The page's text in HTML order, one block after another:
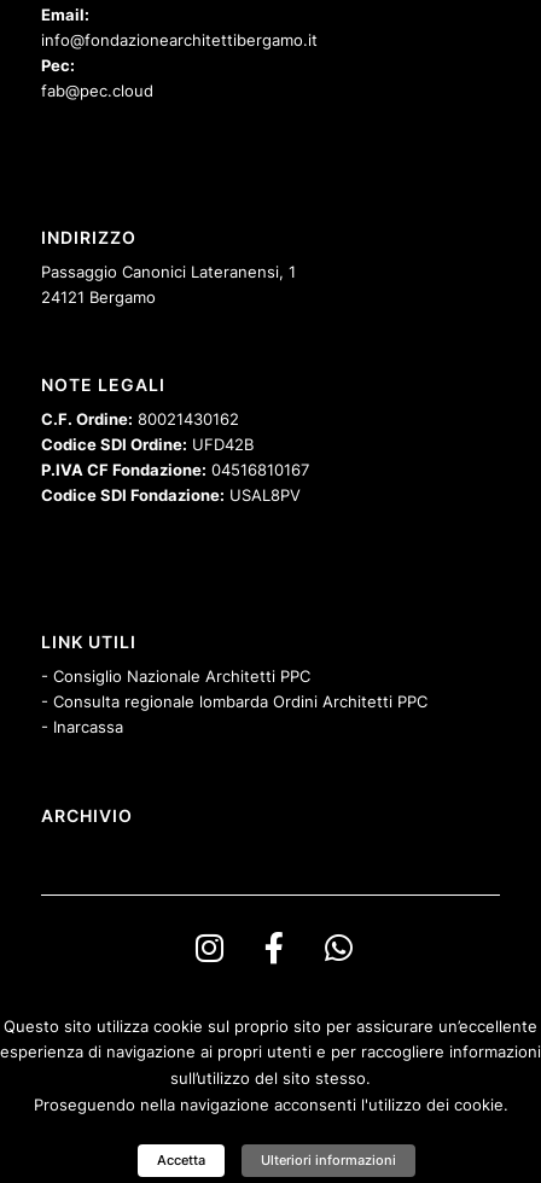
Email:
info@fondazionearchitettibergamo.it
Pec:
fab@pec.cloud
INDIRIZZO
Passaggio Canonici Lateranensi, 1
24121 Bergamo
NOTE LEGALI
C.F. Ordine: 80021430162
Codice SDI Ordine: UFD42B
P.IVA CF Fondazione: 04516810167
Codice SDI Fondazione: USAL8PV
LINK UTILI
- Consiglio Nazionale Architetti PPC
- Consulta regionale lombarda Ordini Architetti PPC
- Inarcassa
ARCHIVIO
© Copyright Ordine degli Architetti PPeC della Provincia di Bergamo e
Fondazione Architetti Bergamo
Questo sito utilizza cookie sul proprio sito per assicurare un’eccellente
esperienza di navigazione ai propri utenti e per raccogliere informazioni
sull’utilizzo del sito stesso.
Proseguendo nella navigazione acconsenti l'utilizzo dei cookie.
Accetta Ulteriori informazioni